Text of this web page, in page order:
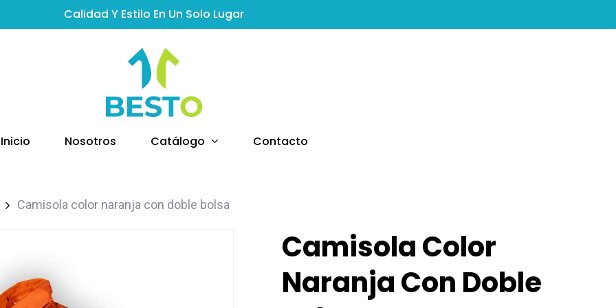
Calidad Y Estilo En Un Solo Lugar
Inicio Nosotros Catálogo Contacto
Camisola color naranja con doble bolsa
Camisola Color
Naranja Con Doble